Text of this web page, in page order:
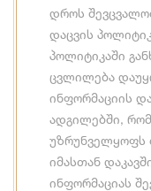
დროს
დაცვის
პოლიტიკაში
ცვლილება
ინფორმაციის
ადგილებში,
უზრუნველყოფს
იმასთან
ინფორმაციას